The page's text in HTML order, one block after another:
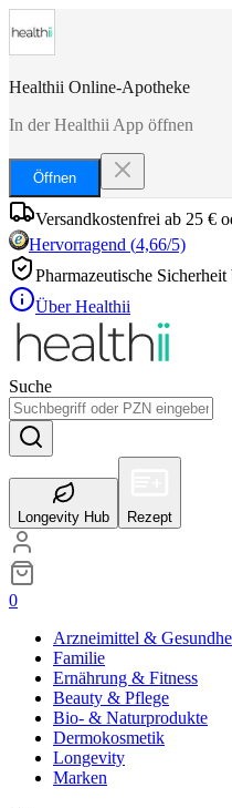
Healthii Online-Apotheke
In der Healthii App öffnen
Öffnen
Versandkostenfrei ab 25 €
Hervorragend (4,66/5)
Pharmazeutische
Über Healthii
Suche
Longevity Hub Rezept
0
Arzneimittel &
Familie
Ernährung & Fitness
Beauty & Pflege
Bio- & Naturprodukte
Dermokosmetik
Longevity
Marken